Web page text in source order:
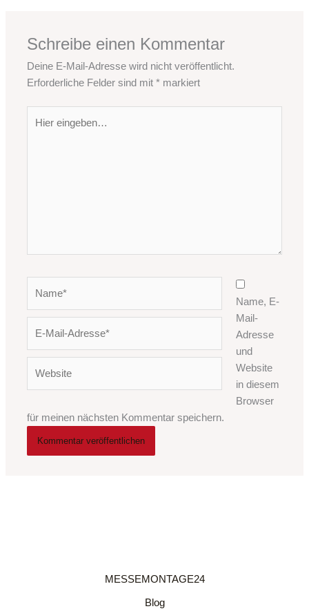
Schreibe einen Kommentar
Deine E-Mail-Adresse wird nicht veröffentlicht.
Erforderliche Felder sind mit* markiert
eingeben…
Adresse*
Name, E-
Mail-
Adresse
und
Website
in diesem
Browser
für meinen nächsten Kommentar speichern.
MESSEMONTAGE24
Blog